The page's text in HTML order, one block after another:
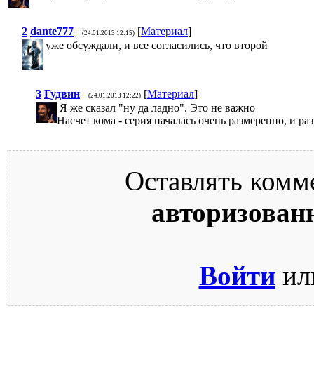
2 dante777 (24.01.2013 12:15) [Материал]
уже обсуждали, и все согласились, что второй
3 Гудвин (24.01.2013 12:22) [Материал]
Я же сказал "ну да ладно". Это не важно
Насчет кома - серия началась очень размеренно, и
Оставлять
Войти